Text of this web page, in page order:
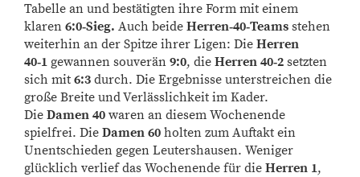
Tabelle an und bestätigten ihre Form mit einem
klaren 6:0‑Sieg. Auch beide Herren‑40‑Teams stehen
weiterhin an der Spitze ihrer Ligen: Die Herren
40‑1 gewannen souverän 9:0, die Herren 40‑2 setzten
sich mit 6:3 durch. Die Ergebnisse unterstreichen die
große Breite und Verlässlichkeit im Kader.
Die Damen 40 waren an diesem Wochenende
spielfrei. Die Damen 60 holten zum Auftakt ein
Unentschieden gegen Leutershausen. Weniger
glücklich verlief das Wochenende für die Herren 1,